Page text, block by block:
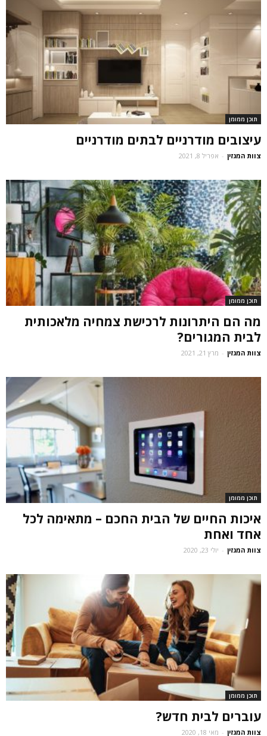
תוכן ממומן
עיצובים מודרניים לבתים מודרניים
צוות המגזין - אפריל 8, 2021
תוכן ממומן
מה הם היתרונות לרכישת צמחיה מלאכותית
לבית המגורים?
צוות המגזין - מרץ 21, 2021
תוכן ממומן
איכות החיים של הבית החכם – מתאימה לכל
אחד ואחת
צוות המגזין - יולי 23, 2020
תוכן ממומן
עוברים לבית חדש?
צוות המגזין - מאי 18, 2020